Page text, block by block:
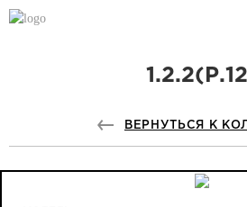
КОМПАНИЯ
ВЕРНУТЬСЯ К